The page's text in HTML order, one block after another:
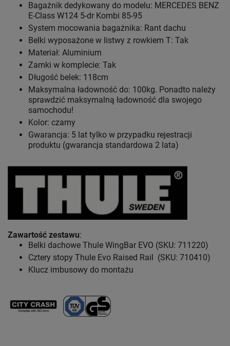
Bagażnik dedykowany do modelu: MERCEDES BENZ
E-Class W124 5-dr Kombi 85-95
System mocowania bagażnika: Rant dachu
Belki wyposażone w listwy z rowkiem T: Tak
Materiał: Aluminium
Zamki w komplecie: Tak
Długość belek: 118cm
Maksymalna ładowność do: 100kg. Ponadto należy
sprawdzić maksymalną ładowność dla swojego
samochodu!
Kolor: czarny
Gwarancja: 5 lat tylko w przypadku rejestracji
produktu (gwarancja standardowa 2 lata)
Zawartość zestawu:
Belki dachowe Thule WingBar EVO (SKU: 711220)
Cztery stopy Thule Evo Raised Rail (SKU: 710410)
Klucz imbusowy do montażu